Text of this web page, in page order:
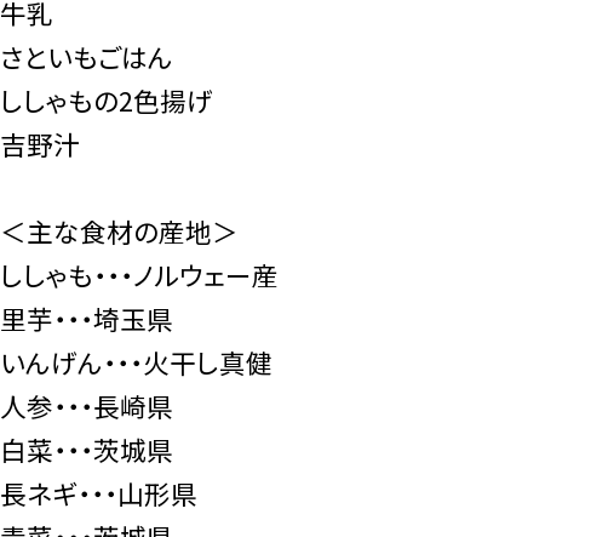
牛乳
さといもごはん
ししゃもの2色揚げ
吉野汁
＜主な食材の産地＞
ししゃも・・・ノルウェー産
里芋・・・埼玉県
いんげん・・・火干し真健
人参・・・長崎県
白菜・・・茨城県
長ネギ・・・山形県